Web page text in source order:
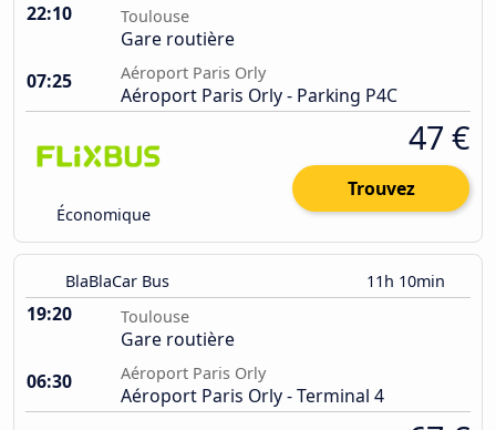
22:10 Toulouse
Gare routière
07:25
Aéroport Paris Orly
Aéroport Paris Orly - Parking P4C
Économique
47 €
Trouvez
BlaBlaCar Bus 11h 10min
19:20 Toulouse
Gare routière
06:30
Aéroport Paris Orly
Aéroport Paris Orly - Terminal 4